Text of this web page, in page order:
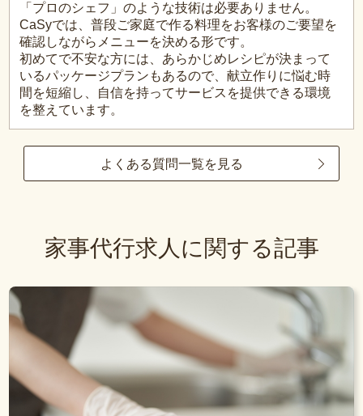
「プロのシェフ」のような技術は必要ありません。
CaSyでは、普段ご家庭で作る料理をお客様のご要望を
確認しながらメニューを決める形です。
初めてで不安な方には、あらかじめレシピが決まって
いるパッケージプランもあるので、献立作りに悩む時
間を短縮し、自信を持ってサービスを提供できる環境
を整えています。
よくある質問一覧を見る
家事代行求人に関する記事